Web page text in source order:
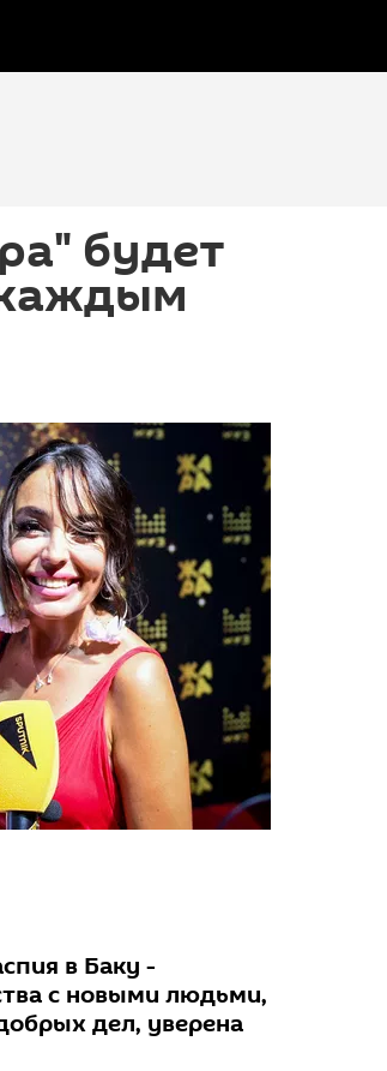
будет
каждым
в Баку -
с новыми людьми,
дел, уверена